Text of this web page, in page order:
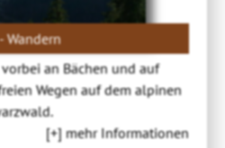
Wandern
an Bächen und auf
Wegen auf dem alpinen
[+] mehr Informationen